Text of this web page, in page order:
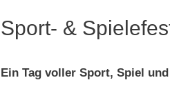
Sport- &
Ein Tag voller Sport, Spiel